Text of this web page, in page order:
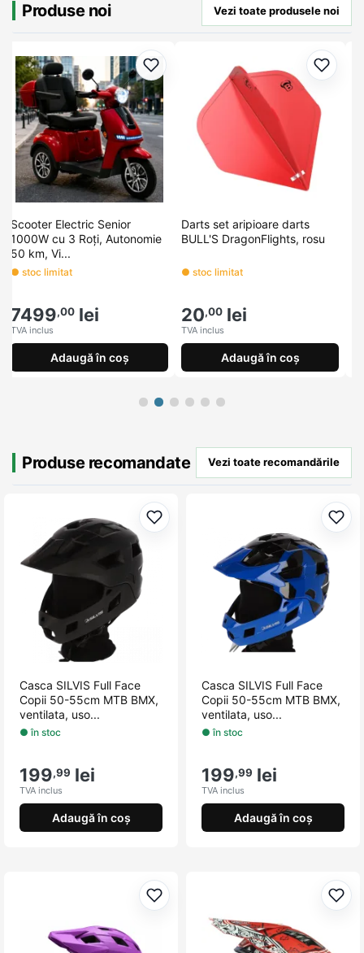
Produse noi Vezi toate produsele noi
la favorite Adaugă la favorite
Scooter Electric Senior
1000W cu 3 Roți, Autonomie
50 km, Vi...
● stoc limitat
7499,00 lei
TVA inclus
Adaugă în coș
Darts set aripioare darts
BULL'S DragonFlights, rosu
● stoc limitat
20,00 lei
TVA inclus
Adaugă în coș
Produse recomandate Vezi toate recomandările
Adaugă la favorite
Casca SILVIS Full Face
Copii 50-55cm MTB BMX,
ventilata, uso...
● în stoc
199,99 lei
TVA inclus
Adaugă în coș
Casca SILVIS Full Face
Copii 50-55cm MTB BMX,
ventilata, uso...
● în stoc
199,99 lei
TVA inclus
Adaugă în coș
Adaugă la favorite